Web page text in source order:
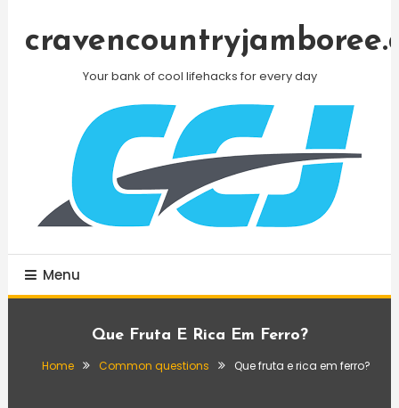
Your bank of cool lifehacks for every day
Menu
Que Fruta E Rica Em Ferro?
Home Common questions Que fruta e rica em ferro?